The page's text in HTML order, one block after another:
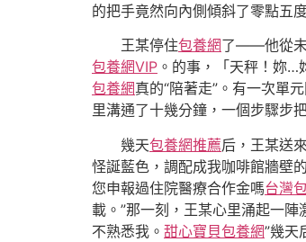
的把手竟然向內側傾斜了零點五
王某停住包養網了——他從未
包養網VIP 。的事，「天秤！妳…
包養網真的“陪著走”。有一次單
里溝通了十幾分鐘，一個步驟步
幾天包養網推薦后，王某送
怪誕藍色，調配成我咖啡館牆壁
您申報過住院醫療合作金嗎台灣
載。”那一刻，王某心里涌起一
不熟悉我。 甜心寶貝包養網”幾天